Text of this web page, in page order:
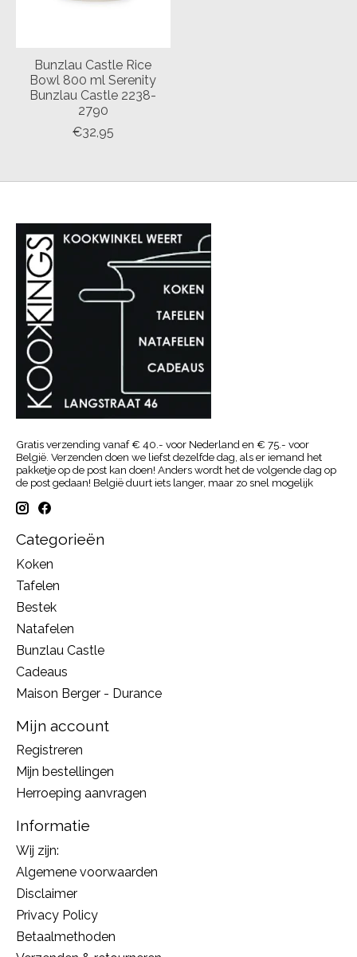
Bunzlau Castle Rice
Bowl 800 ml Serenity
Bunzlau Castle 2238-
2790
€32,95
Gratis verzending vanaf € 40.- voor Nederland en € 75.- voor
België. Verzenden doen we liefst dezelfde dag, als er iemand het
pakketje op de post kan doen! Anders wordt het de volgende dag op
de post gedaan! België duurt iets langer, maar zo snel mogelijk
Categorieën
Koken
Tafelen
Bestek
Natafelen
Bunzlau Castle
Cadeaus
Maison Berger - Durance
Mijn account
Registreren
Mijn bestellingen
Herroeping aanvragen
Informatie
Wij zijn:
Algemene voorwaarden
Disclaimer
Privacy Policy
Betaalmethoden